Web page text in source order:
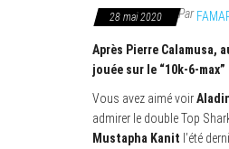
28 mai 2020 Par
Après Pierre Calamusa,
jouée sur le “10k-6-max”
Vous avez aimé voir
admirer le double Top
Mustapha Kanit l’été